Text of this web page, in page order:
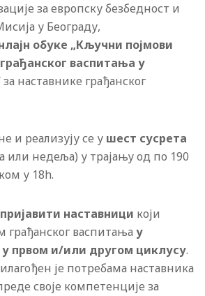
за европску безбедност и
у Београду,
обуке „Кључни појмови
васпитања у
за наставнике грађанског
и реализују се у шест сусрета
или недеља) у трајању од по 190
у 18h.
наставници који
грађанског васпитања у
у првом и/или другом циклусу.
је потребама наставника
своје компетенције за